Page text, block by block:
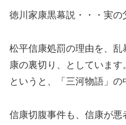
徳川家康黒幕説・・・実の
松平信康処罰の理由を、
康の裏切り、としていま
というと、「三河物語」の
信康切腹事件も、信康が悪